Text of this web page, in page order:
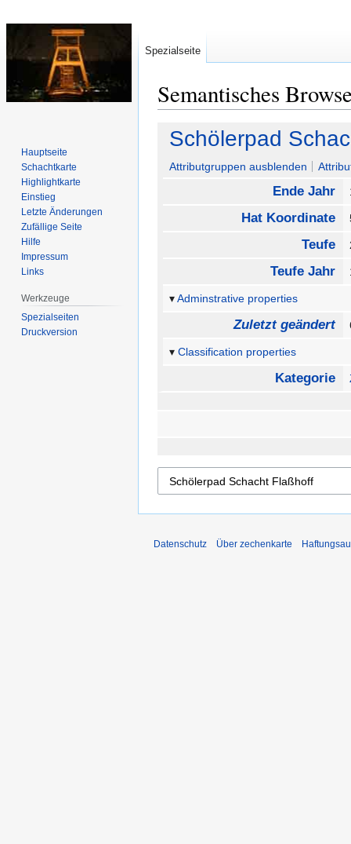
Semantisches
Zur
Navigation
springen
Zur
Suche
springen
Schölerpad
Attributgruppen ausblenden
Ende Jahr
Hat Koordinate
Teufe
Teufe Jahr
Adminstrative properties
Zuletzt geändert
Classification properties
Kategorie
Spezialseite
Hauptseite
Schachtkarte
Highlightkarte
Einstieg
Letzte Änderungen
Zufällige Seite
Hilfe
Impressum
Links
Werkzeuge
Spezialseiten
Druckversion
Datenschutz Über zechenkarte